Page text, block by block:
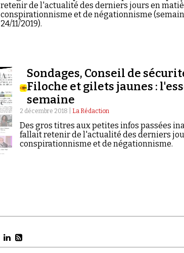
retenir de l'actualité des derniers jours en
conspirationnisme et de négationnisme
24/11/2019).
Sondages, Conseil de
Filoche et gilets jaunes :
semaine
2 décembre 2018 | La Rédaction
Des gros titres aux petites infos passées
fallait retenir de l'actualité des derniers
conspirationnisme et de négationnisme.